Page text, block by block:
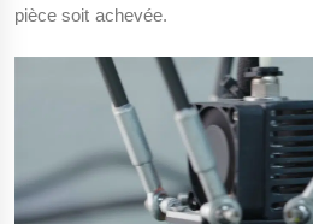
pièce soit achevée.